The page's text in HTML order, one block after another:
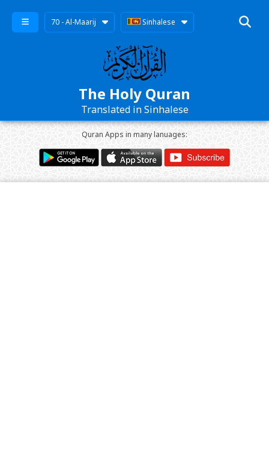
70 - Al-Maarij Sinhalese
The Holy Quran
Translated in Sinhalese
Quran Apps in many lanuages: